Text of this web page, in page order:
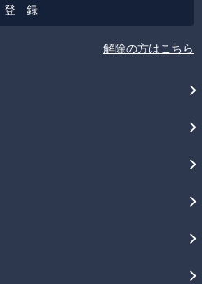
解除の方はこちら